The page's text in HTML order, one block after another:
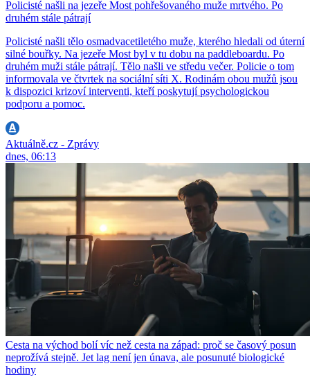
Policisté našli na jezeře Most pohřešovaného muže mrtvého. Po
druhém stále pátrají
Policisté našli tělo osmadvacetiletého muže, kterého hledali od úterní
silné bouřky. Na jezeře Most byl v tu dobu na paddleboardu. Po
druhém muži stále pátrají. Tělo našli ve středu večer. Policie o tom
informovala ve čtvrtek na sociální síti X. Rodinám obou mužů jsou
k dispozici krizoví interventi, kteří poskytují psychologickou
podporu a pomoc.
Aktuálně.cz - Zprávy
dnes, 06:13
Cesta na východ bolí víc než cesta na západ: proč se časový posun
neprožívá stejně. Jet lag není jen únava, ale posunuté biologické
hodiny